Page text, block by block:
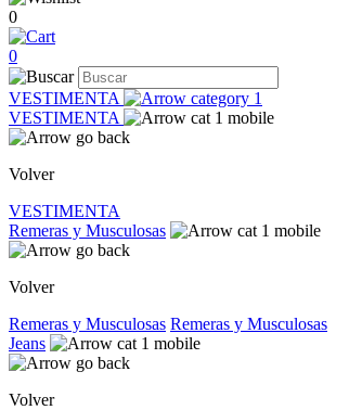
0
0
VESTIMENTA
VESTIMENTA
Volver
VESTIMENTA
Remeras y Musculosas
Volver
Remeras y Musculosas Remeras y Musculosas
Jeans
Volver